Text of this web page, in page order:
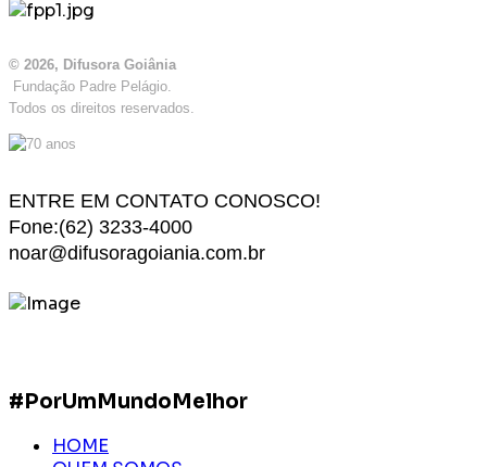
© 2026, Difusora Goiânia
Fundação Padre Pelágio.
Todos os direitos reservados.
ENTRE EM CONTATO CONOSCO!
Fone:(62) 3233-4000
noar@difusoragoiania.com.br
#PorUmMundoMelhor
HOME